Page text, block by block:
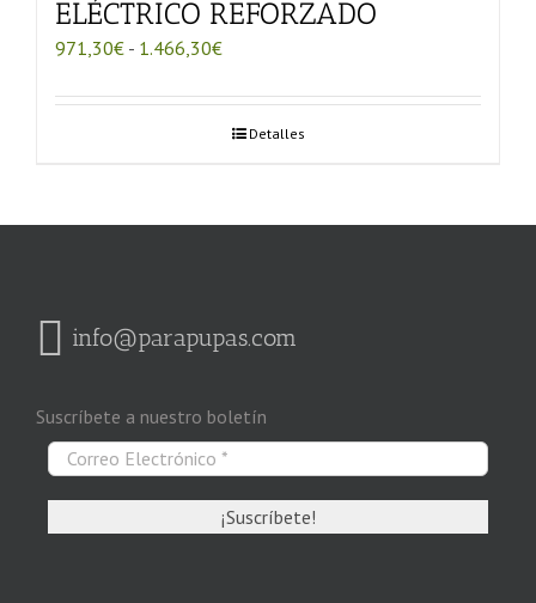
ELÉCTRICO REFORZADO
971,30€ - 1.466,30€Rango
precios:
desde
971,30€
Detalles
info@parapupas.com
Suscríbete a nuestro boletín